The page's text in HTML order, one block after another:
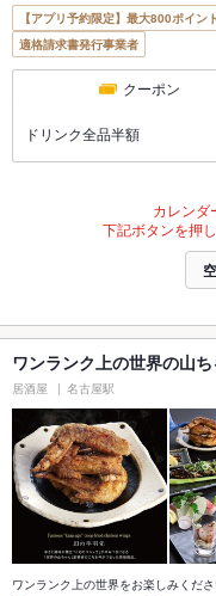
【アプリ予約限定】最大800ポイン
適格請求書発行事業者
クーポン
ドリンク全品半額
カレンダ
下記ボタンを押
ワンランク上の世界の
居酒屋 名古屋駅
ワンランク上の世界をお楽しみくだ